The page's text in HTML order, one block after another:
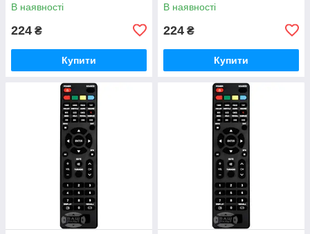
В наявності
224 ₴
Купити
В наявності
224 ₴
Купити